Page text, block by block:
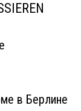
в Берлине